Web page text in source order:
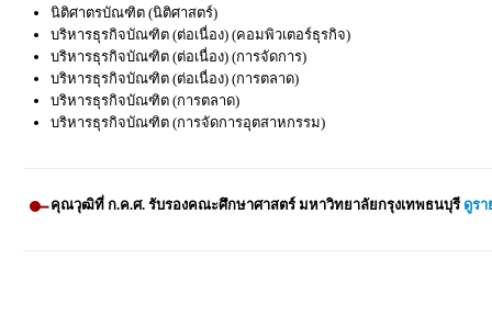
นิติศาตรบัณฑิต (นิติศาสตร์)
บริหารธุรกิจบัณฑิต (ต่อเนื่อง) (คอมพิวเตอร์ธุรกิจ)
บริหารธุรกิจบัณฑิต (ต่อเนื่อง) (การจัดการ)
บริหารธุรกิจบัณฑิต (ต่อเนื่อง) (การตลาด)
บริหารธุรกิจบัณฑิต (การตลาด)
บริหารธุรกิจบัณฑิต (การจัดการอุตสาหกรรม)
คุณวุฒิที่ ก.ค.ศ. รับรองคณะศึกษาศาสตร์ มหาวิทยาลัยกรุงเทพธนบุรี ดูรา